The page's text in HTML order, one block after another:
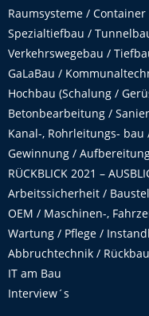
Raumsysteme / Container
Spezialtiefbau /
Verkehrswegebau /
GaLaBau /
Hochbau (Schalung /
Betonbearbeitung /
Kanal-, Rohrleitungs- bau
Gewinnung /
RÜCKBLICK 2021 –
Arbeitssicherheit /
OEM / Maschinen-,
Wartung / Pflege /
Abbruchtechnik /
IT am Bau
Interview´s